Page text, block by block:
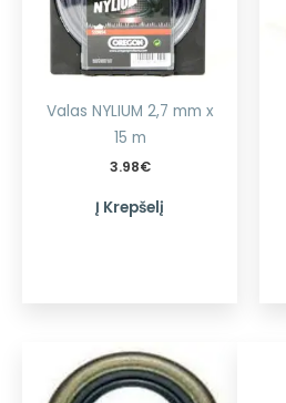
Valas NYLIUM 2,7 mm x
15 m
3.98€
Į Krepšelį